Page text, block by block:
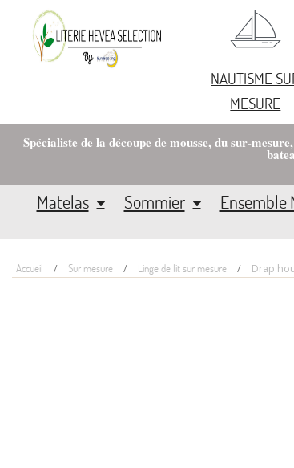
NAUTISME
MESURE
Spécialiste de la découpe de mousse, du sur-
Matelas Sommier Ensemble
Accueil Sur mesure Linge de lit sur mesure Drap